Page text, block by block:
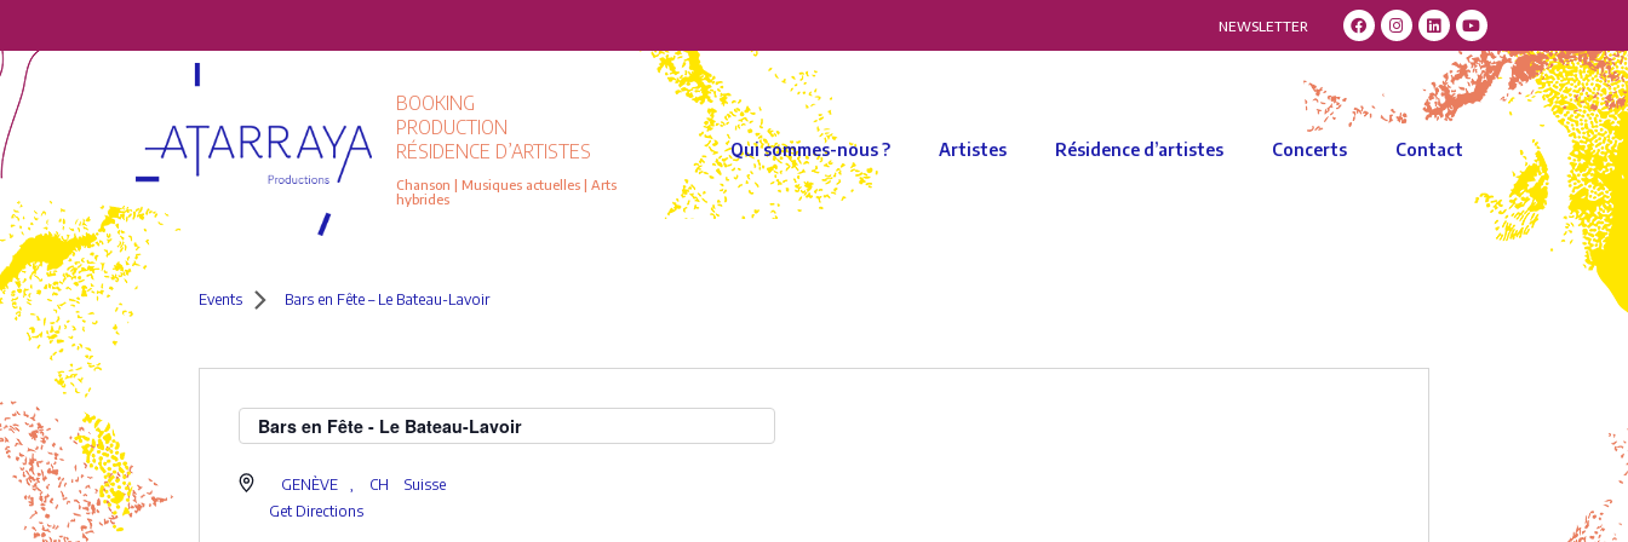
NEWSLETTER
BOOKING
PRODUCTION
RÉSIDENCE D’ARTISTES
Chanson | Musiques actuelles | Arts
hybrides
Qui sommes-nous ? Artistes Résidence d’artistes Concerts Contact
Events Bars en Fête – Le Bateau-Lavoir
Bars en Fête - Le Bateau-Lavoir
GENÈVE , CH
Suisse
Get Directions